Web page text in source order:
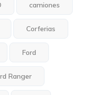
camiones
Corferias
Ford
Ranger